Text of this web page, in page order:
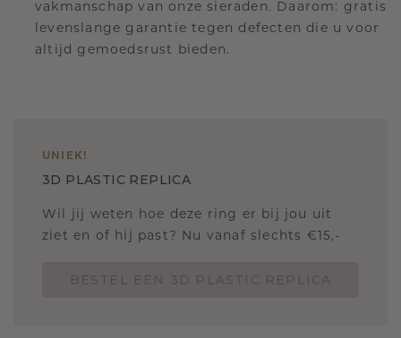
vakmanschap van onze sieraden. Daarom: gratis
levenslange garantie tegen defecten die u voor
altijd gemoedsrust bieden.
UNIEK!
3D PLASTIC REPLICA
Wil jij weten hoe deze ring er bij jou uit
ziet en of hij past? Nu vanaf slechts €15,-